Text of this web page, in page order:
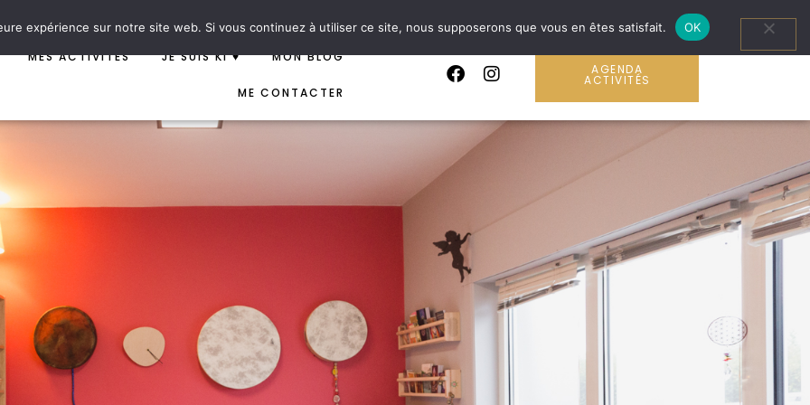
MES ACTIVITÉS JE SUIS KI ♥ MON BLOG
ME CONTACTER
AGENDA
ACTIVITÉS
expérience sur notre site web. Si vous continuez à utiliser ce site, nous supposerons que vous en êtes satisfait. OK